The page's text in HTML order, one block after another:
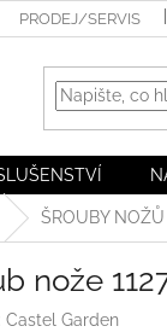
PRODEJ/SERVIS
ŠROUBY NOŽŮ
nože
Castel Garden